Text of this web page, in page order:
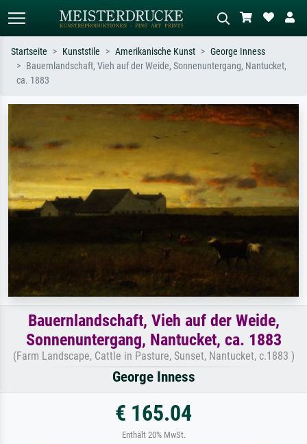
oder Stilen – z.B. Monet,
Hokusai, Akt.
Wiese, Abstrakt mit viel Rot, Dunkles
Ölgemälde, Stehender Akt neben einem
Startseite Kunststile Amerikanische Kunst
George Inness
Bauernlandschaft, Vieh auf der Weide, Sonnenuntergang, Nantucket,
ca. 1883
Bauernlandschaft, Vieh auf der Weide,
Sonnenuntergang, Nantucket, ca. 1883
(Farm Landscape, Cattle in Pasture, Sunset, Nantucket, c.1883 )
George Inness
€ 165.04
Enthält 20% MwSt.